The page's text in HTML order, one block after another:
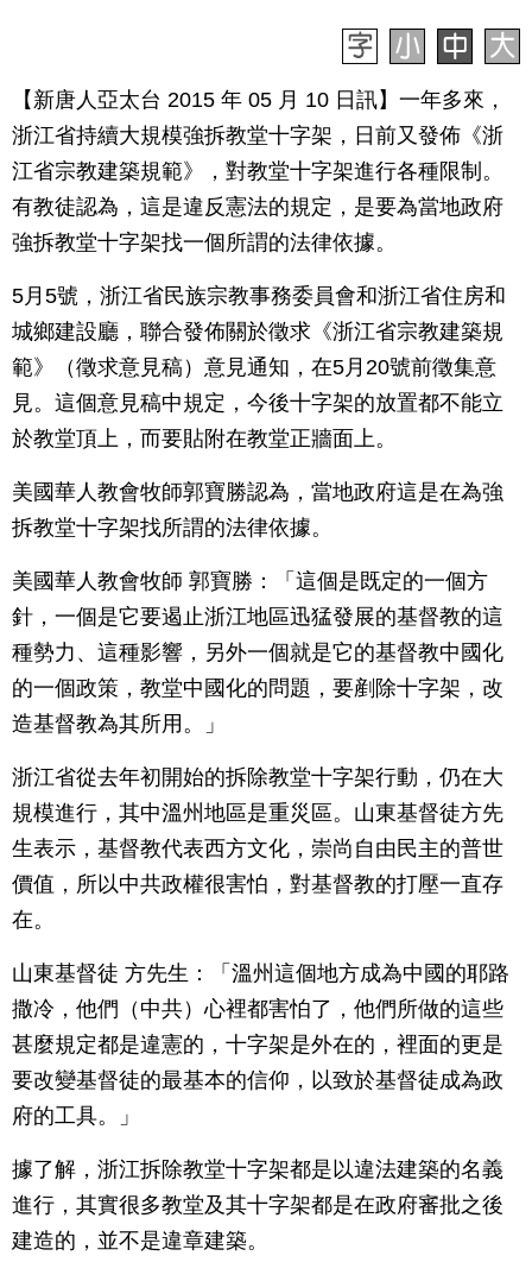
【新唐人亞太台 2015 年 05 月 10 日訊】一年多來，
浙江省持續大規模強拆教堂十字架，日前又發佈《浙
江省宗教建築規範》，對教堂十字架進行各種限制。
有教徒認為，這是違反憲法的規定，是要為當地政府
強拆教堂十字架找一個所謂的法律依據。
5月5號，浙江省民族宗教事務委員會和浙江省住房和
城鄉建設廳，聯合發佈關於徵求《浙江省宗教建築規
範》（徵求意見稿）意見通知，在5月20號前徵集意
見。這個意見稿中規定，今後十字架的放置都不能立
於教堂頂上，而要貼附在教堂正牆面上。
美國華人教會牧師郭寶勝認為，當地政府這是在為強
拆教堂十字架找所謂的法律依據。
美國華人教會牧師 郭寶勝：「這個是既定的一個方
針，一個是它要遏止浙江地區迅猛發展的基督教的這
種勢力、這種影響，另外一個就是它的基督教中國化
的一個政策，教堂中國化的問題，要剷除十字架，改
造基督教為其所用。」
浙江省從去年初開始的拆除教堂十字架行動，仍在大
規模進行，其中溫州地區是重災區。山東基督徒方先
生表示，基督教代表西方文化，崇尚自由民主的普世
價值，所以中共政權很害怕，對基督教的打壓一直存
在。
山東基督徒 方先生：「溫州這個地方成為中國的耶路
撒冷，他們（中共）心裡都害怕了，他們所做的這些
甚麼規定都是違憲的，十字架是外在的，裡面的更是
要改變基督徒的最基本的信仰，以致於基督徒成為政
府的工具。」
據了解，浙江拆除教堂十字架都是以違法建築的名義
進行，其實很多教堂及其十字架都是在政府審批之後
建造的，並不是違章建築。